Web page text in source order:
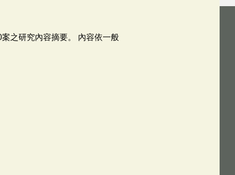
之研究內容摘要。 內容依一般